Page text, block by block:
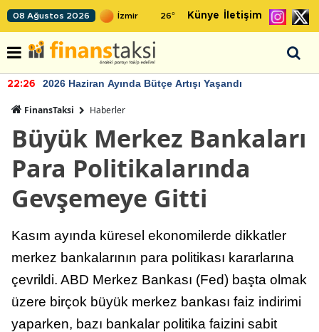
08 Ağustos 2026 26° Künye İletişim
22:26 2026 Haziran Ayında Bütçe Artışı Yaşandı
FinansTaksi Haberler
Büyük Merkez Bankaları
Para Politikalarında
Gevşemeye Gitti
Kasım ayında küresel ekonomilerde dikkatler
merkez bankalarının para politikası kararlarına
çevrildi. ABD Merkez Bankası (Fed) başta olmak
üzere birçok büyük merkez bankası faiz indirimi
yaparken, bazı bankalar politika faizini sabit